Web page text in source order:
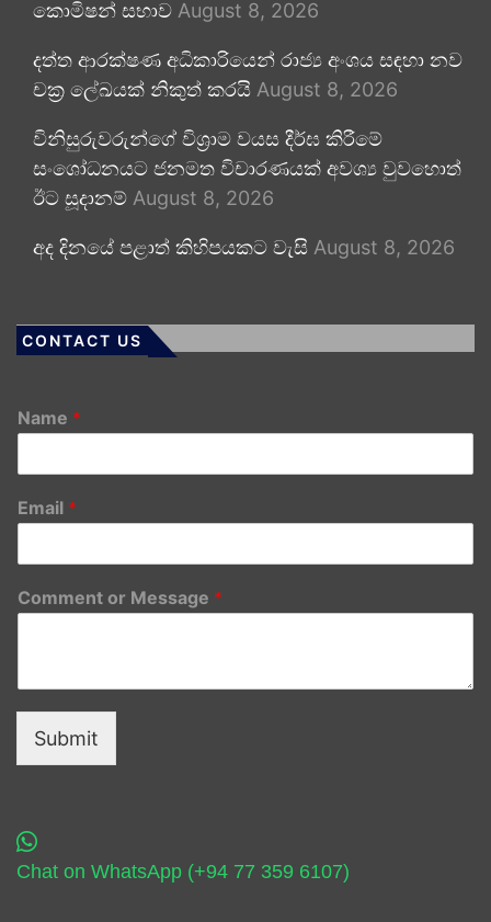
කොමිෂන් සභාව August 8, 2026
දත්ත ආරක්ෂණ අධිකාරියෙන් රාජ්‍ය අංශය සඳහා නව
චක්‍ර ලේඛයක් නිකුත් කරයි August 8, 2026
විනිසුරුවරුන්ගේ විශ්‍රාම වයස දීර්ඝ කිරීමේ
සංශෝධනයට ජනමත විචාරණයක් අවශ්‍ය වුවහොත්
ඊට සූදානම් August 8, 2026
අද දිනයේ පළාත් කිහිපයකට වැසි August 8, 2026
CONTACT US
Name *
Email *
Comment or Message *
Submit
Chat on WhatsApp (+94 77 359 6107)